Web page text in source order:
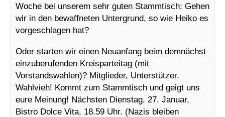
Woche bei unserem sehr guten Stammtisch: Gehen
wir in den bewaffneten Untergrund, so wie Heiko es
vorgeschlagen hat?
Oder starten wir einen Neuanfang beim demnächst
einzuberufenden Kreisparteitag (mit
Vorstandswahlen)? Mitglieder, Unterstützer,
Wahlvieh! Kommt zum Stammtisch und geigt uns
eure Meinung! Nächsten Dienstag, 27. Januar,
Bistro Dolce Vita, 18.59 Uhr. (Nazis bleiben